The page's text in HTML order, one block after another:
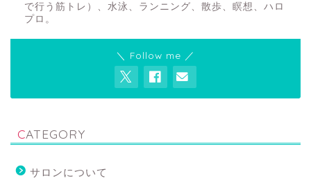
で行う筋トレ）、水泳、ランニング、散歩、瞑想、ハロ
プロ。
＼ Follow me ／
CATEGORY
サロンについて